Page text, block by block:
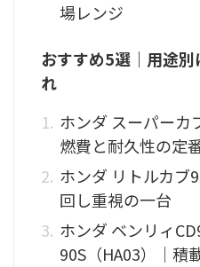
場レンジ
おすすめ5選｜用途
れ
ホンダ スーパーカ
燃費と耐久性の定
ホンダ リトルカブ
回し重視の一台
ホンダ ベンリィ
90S（HA03）｜積